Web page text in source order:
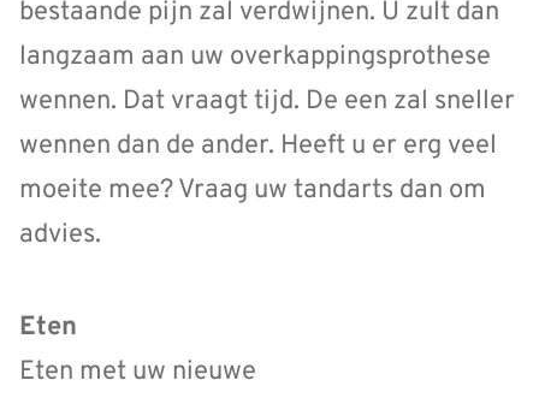
bestaande pijn zal verdwijnen. U zult dan
langzaam aan uw overkappingsprothese
wennen. Dat vraagt tijd. De een zal sneller
wennen dan de ander. Heeft u er erg veel
moeite mee? Vraag uw tandarts dan om
advies.
Eten
Eten met uw nieuwe